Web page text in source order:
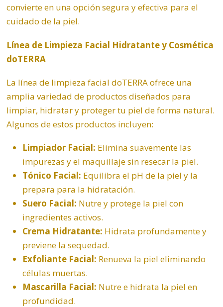
convierte en una opción segura y efectiva para el
cuidado de la piel.
Línea de Limpieza Facial Hidratante y Cosmética
doTERRA
La línea de limpieza facial doTERRA ofrece una
amplia variedad de productos diseñados para
limpiar, hidratar y proteger tu piel de forma natural.
Algunos de estos productos incluyen:
Limpiador Facial: Elimina suavemente las
impurezas y el maquillaje sin resecar la piel.
Tónico Facial: Equilibra el pH de la piel y la
prepara para la hidratación.
Suero Facial: Nutre y protege la piel con
ingredientes activos.
Crema Hidratante: Hidrata profundamente y
previene la sequedad.
Exfoliante Facial: Renueva la piel eliminando
células muertas.
Mascarilla Facial: Nutre e hidrata la piel en
profundidad.